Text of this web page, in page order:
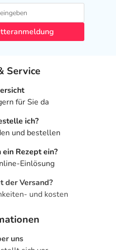
Service
für Sie da
ich?
und bestellen
Rezept ein?
Einlösung
der Versand?
und kosten
uns